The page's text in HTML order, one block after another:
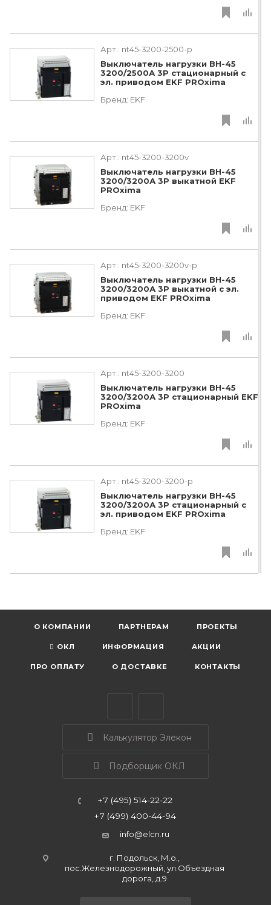
Арт.: nt45-3200-2500-p
Выключатель нагрузки ВН-45
3200/2500А 3P стационарный с
эл. приводом EKF PROxima
Бренд: EKF
Арт.: nt45-3200-3200v
Выключатель нагрузки ВН-45
3200/3200А 3P выкатной EKF
PROxima
Бренд: EKF
Арт.: nt45-3200-3200v-p
Выключатель нагрузки ВН-45
3200/3200А 3P выкатной с эл.
приводом EKF PROxima
Бренд: EKF
Арт.: nt45-3200-3200
Выключатель нагрузки ВН-45
3200/3200А 3P стационарный EKF
PROxima
Бренд: EKF
Арт.: nt45-3200-3200-p
Выключатель нагрузки ВН-45
3200/3200А 3P стационарный с
эл. приводом EKF PROxima
Бренд: EKF
О КОМПАНИИ ПАРТНЕРАМ ПРОЕКТЫ
ОКЛ ИНФОРМАЦИЯ АКЦИИ
ПРО ОПЛАТУ О ДОСТАВКЕ КОНТАКТЫ
Калькулятор Элекон
Подборщик ОКЛ
+7 (495) 514-22-22
+7 (499) 400-44-94
info@elcn.ru
г. Подольск, М.о.,
пос.Железнодорожный, ул.Объездная
дорога, д.9